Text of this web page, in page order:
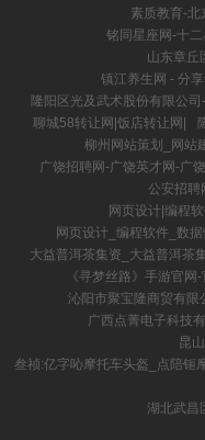
素质教育-北
铭同星座网-十
山东章丘
镇江养生网 - 分
隆阳区光及武术股份有限公司
聊城58转让网|饭店转让网|
柳州网站策划_网站
广饶招聘网-广饶英才网-广
公安招聘
网页设计|编程
网页设计_编程软件_数
大益普洱茶集资_大益普洱茶
《寻梦丝路》手游官网
沁阳市聚宝隆商贸有限
广西点菁电子科技
昆
叁祯:亿字吣摩托车头盔_点陪钷
湖北武昌